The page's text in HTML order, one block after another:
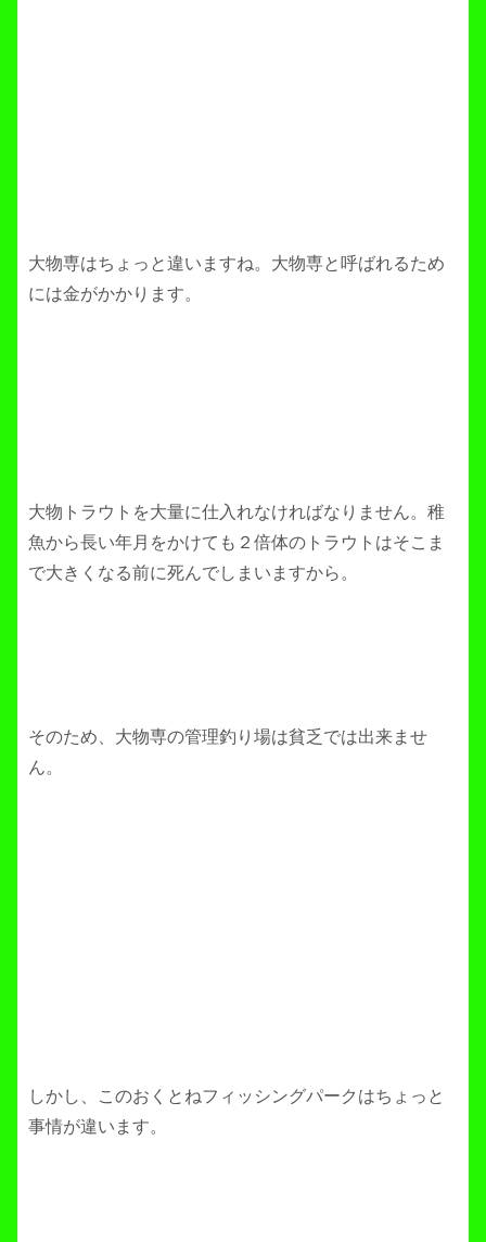
大物専はちょっと違いますね。大物専と呼ばれるため
には金がかかります。
大物トラウトを大量に仕入れなければなりません。稚
魚から長い年月をかけても２倍体のトラウトはそこま
で大きくなる前に死んでしまいますから。
そのため、大物専の管理釣り場は貧乏では出来ませ
ん。
しかし、このおくとねフィッシングパークはちょっと
事情が違います。